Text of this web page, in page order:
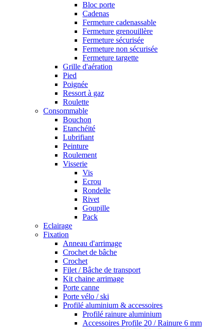
Bloc porte
Cadenas
Fermeture cadenassable
Fermeture grenouillère
Fermeture sécurisée
Fermeture non sécurisée
Fermeture targette
Grille d'aération
Pied
Poignée
Ressort à gaz
Roulette
Consommable
Bouchon
Etanchéité
Lubrifiant
Peinture
Roulement
Visserie
Vis
Ecrou
Rondelle
Rivet
Goupille
Pack
Eclairage
Fixation
Anneau d'arrimage
Crochet de bâche
Crochet
Filet / Bâche de transport
Kit chaine arrimage
Porte canne
Porte vélo / ski
Profilé aluminium & accessoires
Profilé rainure aluminium
Accessoires Profile 20 / Rainure 6 mm